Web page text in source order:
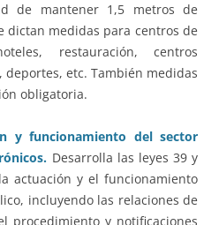
de mantener 1,5 metros de
dictan medidas para centros de
restauración, centros
deportes, etc. También medidas
obligatoria.
y funcionamiento del sector
Desarrolla las leyes 39 y
actuación y el funcionamiento
incluyendo las relaciones de
procedimiento y notificaciones